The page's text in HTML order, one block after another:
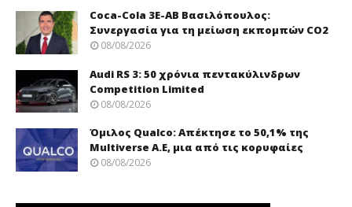
Coca-Cola 3Ε-ΑΒ Βασιλόπουλος:
Συνεργασία για τη μείωση εκπομπών CO2
08/08/2026
Audi RS 3: 50 χρόνια πεντακύλινδρων
Competition Limited
08/08/2026
Όμιλος Qualco: Απέκτησε το 50,1% της
Multiverse A.E, μια από τις κορυφαίες
08/08/2026